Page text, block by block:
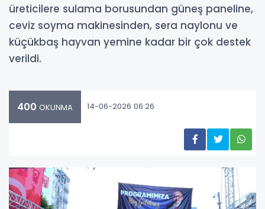
üreticilere sulama borusundan güneş paneline,
ceviz soyma makinesinden, sera naylonu ve
küçükbaş hayvan yemine kadar bir çok destek
verildi.
400 OKUNMA 14-06-2026 06:26